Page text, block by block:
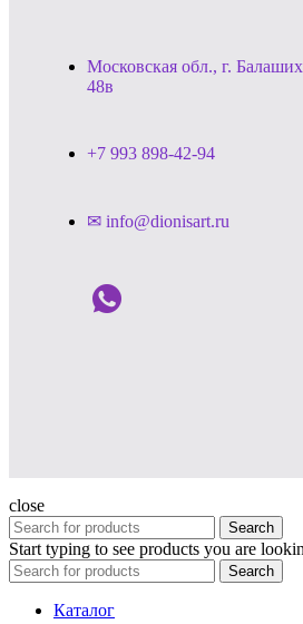
Московская обл., г.
48в
+7 993 898-42-94
✉ info@dionisart.ru
close
Search
Start typing to see products you are
Search
Каталог